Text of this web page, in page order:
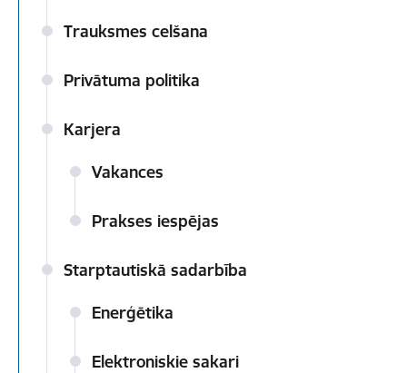
Trauksmes celšana
Privātuma politika
Karjera
Vakances
Prakses iespējas
Starptautiskā sadarbība
Enerģētika
Elektroniskie sakari